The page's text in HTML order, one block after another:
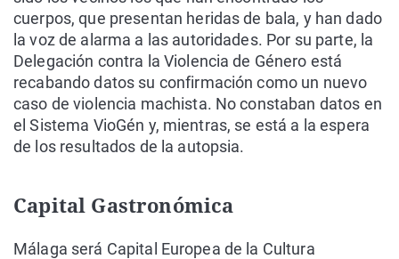
cuerpos, que presentan heridas de bala, y han dado
la voz de alarma a las autoridades. Por su parte, la
Delegación contra la Violencia de Género está
recabando datos su confirmación como un nuevo
caso de violencia machista. No constaban datos en
el Sistema VioGén y, mientras, se está a la espera
de los resultados de la autopsia.
Capital Gastronómica
Málaga será Capital Europea de la Cultura